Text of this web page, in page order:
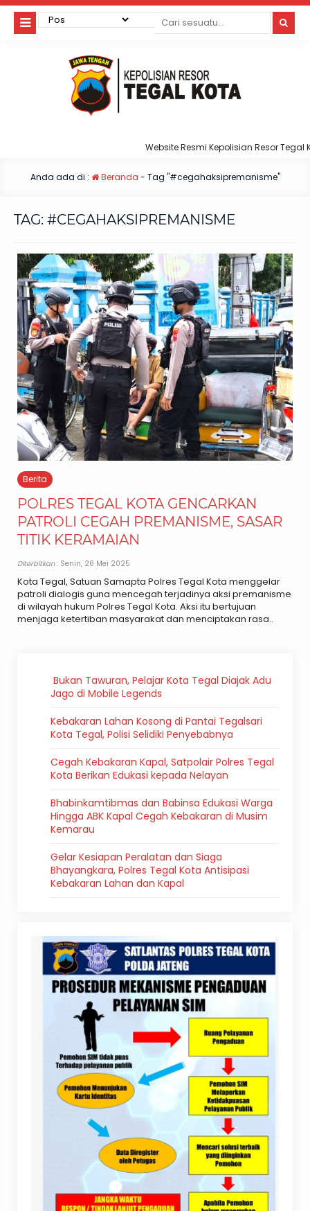
Website Resmi Kepolisian Resor Tegal
Anda ada di : Beranda - Tag "#cegahaksipremanisme"
TAG: #CEGAHAKSIPREMANISME
Berita
POLRES TEGAL KOTA GENCARKAN
PATROLI CEGAH PREMANISME, SASAR
TITIK KERAMAIAN
Diterbitkan: Senin, 26 Mei 2025
Kota Tegal, Satuan Samapta Polres Tegal Kota menggelar
patroli dialogis guna mencegah terjadinya aksi premanisme
di wilayah hukum Polres Tegal Kota. Aksi itu bertujuan
menjaga ketertiban masyarakat dan menciptakan rasa..
Bukan Tawuran, Pelajar Kota Tegal Diajak Adu
Jago di Mobile Legends
Kebakaran Lahan Kosong di Pantai Tegalsari
Kota Tegal, Polisi Selidiki Penyebabnya
Cegah Kebakaran Kapal, Satpolair Polres Tegal
Kota Berikan Edukasi kepada Nelayan
Bhabinkamtibmas dan Babinsa Edukasi Warga
Hingga ABK Kapal Cegah Kebakaran di Musim
Kemarau
Gelar Kesiapan Peralatan dan Siaga
Bhayangkara, Polres Tegal Kota Antisipasi
Kebakaran Lahan dan Kapal